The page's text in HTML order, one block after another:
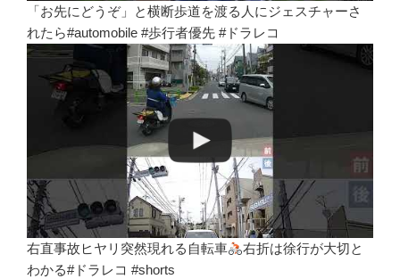
「お先にどうぞ」と横断歩道を渡る人にジェスチャーさ
れたら#automobile #歩行者優先 #ドラレコ
右直事故ヒヤリ突然現れる自転車
右折は徐行が大切と
わかる#ドラレコ #shorts